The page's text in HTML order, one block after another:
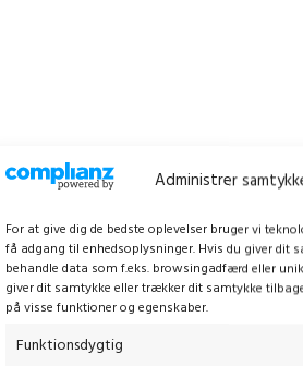
Administrer
For at give dig de bedste oplevelser bruger vi
få adgang til enhedsoplysninger. Hvis du giver dit
behandle data som f.eks. browsingadfærd eller
giver dit samtykke eller trækker dit samtykke
på visse funktioner og egenskaber.
Funktionsdygtig